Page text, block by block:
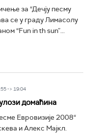
за “Дечју песму
се у граду Лимасолу
“Fun in th sun”...
-> 19:04
домаћина
Евровизије 2008“
и Алекс Мајкл.